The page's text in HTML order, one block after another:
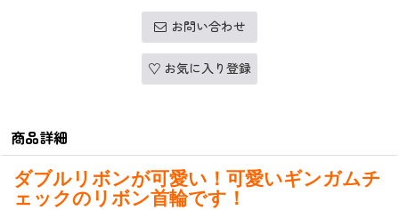
お問い合わせ
お気に入り登録
商品詳細
ダブルリボンが可愛い！可愛いギンガムチ
ェックのリボン首輪です！